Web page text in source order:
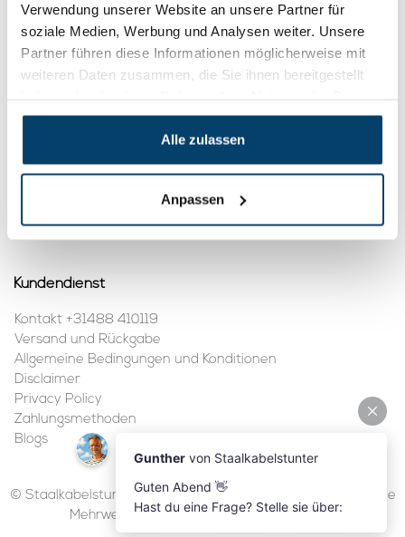
Verwendung unserer Website an unsere Partner für
soziale Medien, Werbung und Analysen weiter. Unsere
Partner führen diese Informationen möglicherweise mit
weiteren Daten zusammen, die Sie ihnen bereitgestellt
gesammelt haben.
Alle zulassen
Anpassen
Adresse:Dalwagenseweg 91 4043MV Opheusden
E-Mail: info@staalkabelstunter.com
Telefonnummer:+31488410119
BTW nummer:NL861410002B01
Mein Konto
Meine Bestellungen
Kundendienst
Kontakt +31488 410119
Versand und Rückgabe
Allgemeine Bedingungen und Konditionen
Disclaimer
Privacy Policy
Zahlungsmethoden
Blogs
© Staalkabelstunter | 2026 | Alle Preise sind in Euro inklusive
Mehrwertsteuer und ohne Versandkosten.